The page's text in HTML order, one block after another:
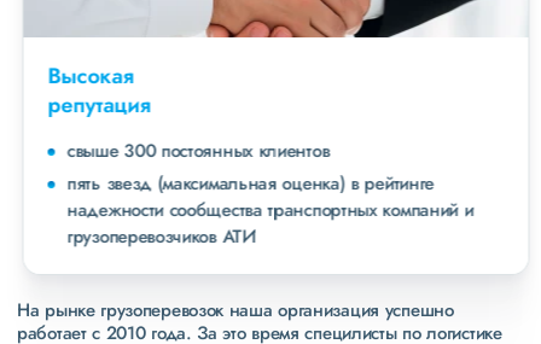
Высокая
репутация
свыше 300 постоянных клиентов
пять звезд (максимальная оценка) в рейтинге
надежности сообщества транспортных компаний и
грузоперевозчиков АТИ
На рынке грузоперевозок наша организация успешно
работает с 2010 года. За это время специлисты по логистике